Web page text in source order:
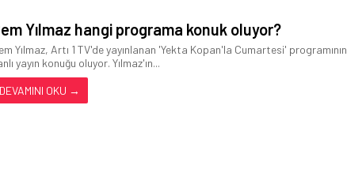
Yılmaz hangi programa konuk oluyor?
Yılmaz, Artı 1 TV'de yayınlanan 'Yekta Kopan'la Cumartesi' programının
yayın konuğu oluyor. Yılmaz'ın...
DEVAMINI OKU →